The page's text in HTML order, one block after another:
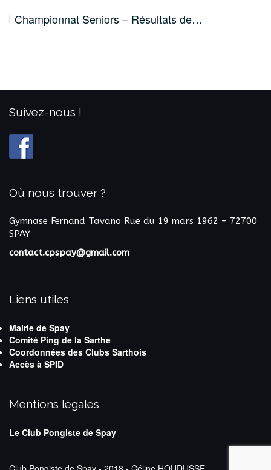
Championnat Seniors – Résultats de…
Suivez-nous !
Où nous trouver ?
Gymnase Fernand Tavano Rue du 19 mars 1962 – 72700
SPAY
contact.cpspay@gmail.com
Liens utiles
Mairie de Spay
Comité Ping de la Sarthe
Coordonnées des Clubs Sarthois
Accès à SPID
Mentions légales
Le Club Pongiste de Spay